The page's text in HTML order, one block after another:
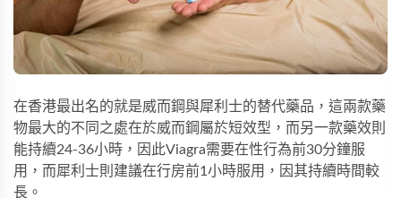
在香港最出名的就是威而鋼與犀利士的替代藥品，這兩款藥
物最大的不同之處在於威而鋼屬於短效型，而另一款藥效則
能持續24-36小時，因此Viagra需要在性行為前30分鐘服
用，而犀利士則建議在行房前1小時服用，因其持續時間較
長。